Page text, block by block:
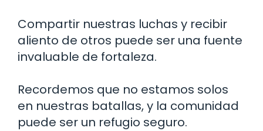
Compartir nuestras luchas y recibir
aliento de otros puede ser una fuente
invaluable de fortaleza.
Recordemos que no estamos solos
en nuestras batallas, y la comunidad
puede ser un refugio seguro.